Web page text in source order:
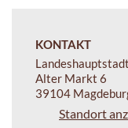
KONTAKT
Alter Markt 6
39104
Standort